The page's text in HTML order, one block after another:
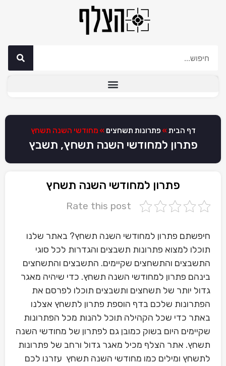
דף הבית » פתרונות תשחצים » מחודשי השנה תשחץ
פתרון למחודשי השנה תשחץ, תשבץ
פתרון למחודשי השנה תשחץ
Rate this post
חיפשתם פתרון למחודשי השנה תשחץ? באתר שלנו
תוכלו למצוא פתרונות תשבצים והגדרות לכל סוגי
התשבצים והתשחצים שקיימים. התשבצים והתשחצים
בינהם פתרון למחודשי השנה תשחץ. כדי שיהיה מאגר
גדול יותר של תשחצים ותשבצים תוכלו לפרסם את
הפתרונות שלכם בדף הוספת פתרון לתשחץ אצלנו
באתר כדי שכל הקהילה תוכל להנות מכל הפתרונות
שקיימים היום בשוק כמובן גם לפתרון של מחודשי השנה
תשחץ. אתר הצלף מכיל מאגר גדול ורחב של פתרונות
לתשחץ ומילים כמו מחודשי השנה תשחץ עזרנו לכם